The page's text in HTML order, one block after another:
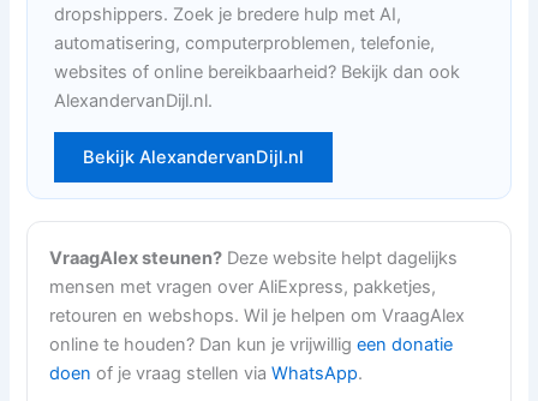
dropshippers. Zoek je bredere hulp met AI,
automatisering, computerproblemen, telefonie,
websites of online bereikbaarheid? Bekijk dan ook
AlexandervanDijl.nl.
Bekijk AlexandervanDijl.nl
VraagAlex steunen? Deze website helpt dagelijks
mensen met vragen over AliExpress, pakketjes,
retouren en webshops. Wil je helpen om VraagAlex
online te houden? Dan kun je vrijwilligeen donatie
doen of je vraag stellen viaWhatsApp.